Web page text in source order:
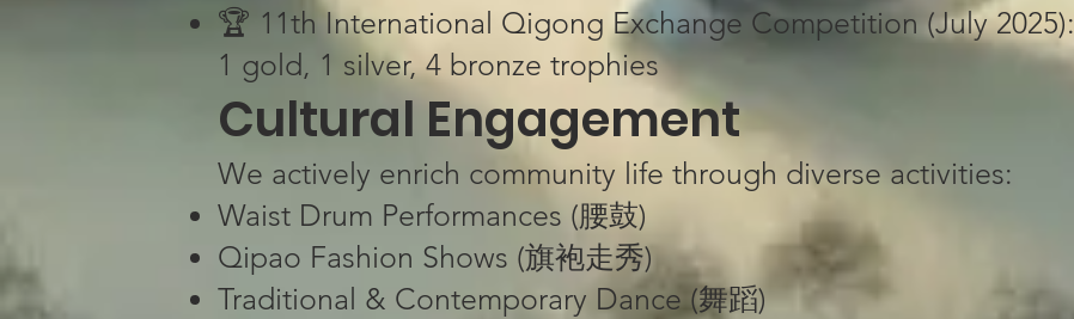
🏆 ​​11th International Qigong Exchange Competition​​ (July 2025):
​​1 gold, 1 silver, 4 bronze trophies​​
​​Cultural Engagement​​
We actively enrich community life through diverse activities:
Waist Drum Performances (腰鼓)
Qipao Fashion Shows (旗袍走秀)
Traditional & Contemporary Dance (舞蹈)